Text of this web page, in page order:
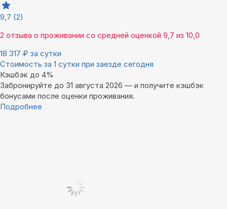
9,7 (2)
2 отзыва о проживании со средней оценкой 9,7 из 10,0
18 317 ₽ за сутки
Стоимость за 1 сутки при заезде сегодня
Кэшбэк до 4%
Забронируйте до 31 августа 2026 — и получите кэшбэк
бонусами после оценки проживания.
Подробнее